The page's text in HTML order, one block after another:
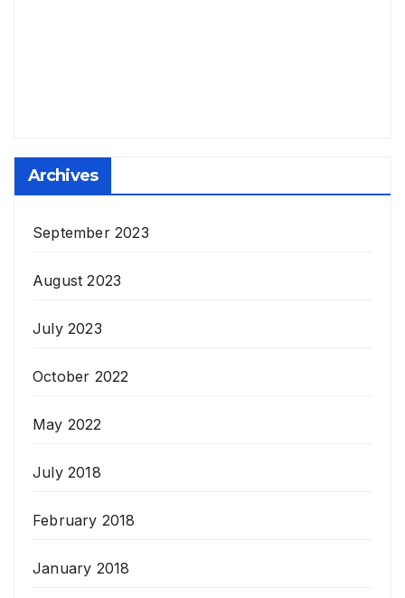
Archives
September 2023
August 2023
July 2023
October 2022
May 2022
July 2018
February 2018
January 2018